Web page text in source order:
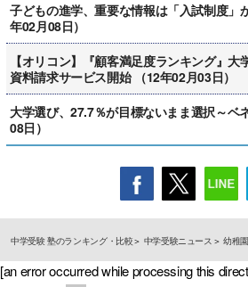
子どもの進学、重要な情報は「入試制度」
年02月08日）
【オリコン】『顧客満足度ランキング』
資料請求サービス開始 （12年02月03日）
大学選び、27.7％が目標ないまま選択～ベ
08日）
中学受験 塾のランキング・比較 中学受験ニュース 幼稚
[an error occurred while processing this